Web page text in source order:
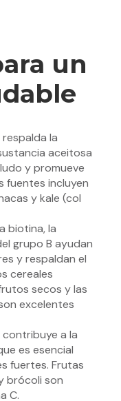
un
la
aceitosa
y promueve
fuentes incluyen
y kale (col
biotina, la
grupo B ayudan
y respaldan el
cereales
secos y las
excelentes
contribuye a la
es esencial
fuertes. Frutas
brócoli son
C.